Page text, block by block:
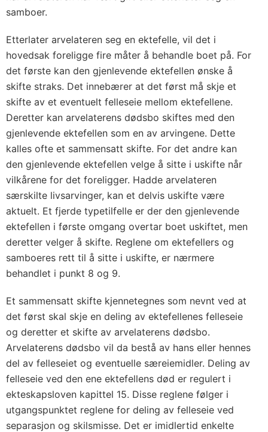
samboer.
Etterlater arvelateren seg en ektefelle, vil det i
hovedsak foreligge fire måter å behandle boet på. For
det første kan den gjenlevende ektefellen ønske å
skifte straks. Det innebærer at det først må skje et
skifte av et eventuelt felleseie mellom ektefellene.
Deretter kan arvelaterens dødsbo skiftes med den
gjenlevende ektefellen som en av arvingene. Dette
kalles ofte et sammensatt skifte. For det andre kan
den gjenlevende ektefellen velge å sitte i uskifte når
vilkårene for det foreligger. Hadde arvelateren
særskilte livsarvinger, kan et delvis uskifte være
aktuelt. Et fjerde typetilfelle er der den gjenlevende
ektefellen i første omgang overtar boet uskiftet, men
deretter velger å skifte. Reglene om ektefellers og
samboeres rett til å sitte i uskifte, er nærmere
behandlet i punkt 8 og 9.
Et sammensatt skifte kjennetegnes som nevnt ved at
det først skal skje en deling av ektefellenes felleseie
og deretter et skifte av arvelaterens dødsbo.
Arvelaterens dødsbo vil da bestå av hans eller hennes
del av felleseiet og eventuelle særeiemidler. Deling av
felleseie ved den ene ektefellens død er regulert i
ekteskapsloven kapittel 15. Disse reglene følger i
utgangspunktet reglene for deling av felleseie ved
separasjon og skilsmisse. Det er imidlertid enkelte